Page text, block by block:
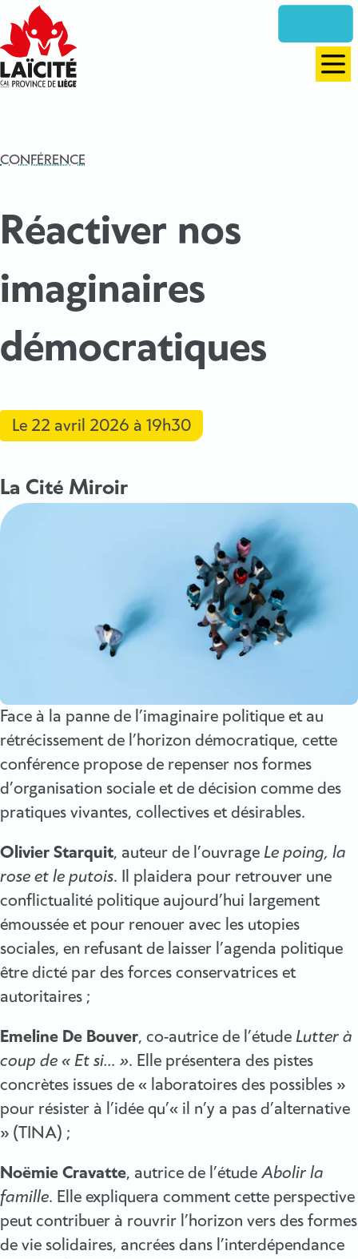
directement
vers
le
contenu
CONFÉRENCE
Réactiver nos
imaginaires
démocratiques
Le 22 avril 2026 à 19h30
La Cité Miroir
Face à la panne de l’imaginaire politique et au
rétrécissement de l’horizon démocratique, cette
conférence propose de repenser nos formes
d’organisation sociale et de décision comme des
pratiques vivantes, collectives et désirables.
Olivier Starquit, auteur de l’ouvrage Le poing, la
rose et le putois. Il plaidera pour retrouver une
conflictualité politique aujourd’hui largement
émoussée et pour renouer avec les utopies
sociales, en refusant de laisser l’agenda politique
être dicté par des forces conservatrices et
autoritaires ;
Emeline De Bouver, co-autrice de l’étude Lutter à
coup de « Et si… ». Elle présentera des pistes
concrètes issues de « laboratoires des possibles »
pour résister à l’idée qu’« il n’y a pas d’alternative
» (TINA) ;
Noëmie Cravatte, autrice de l’étude Abolir la
famille. Elle expliquera comment cette perspective
peut contribuer à rouvrir l’horizon vers des formes
de vie solidaires, ancrées dans l’interdépendance